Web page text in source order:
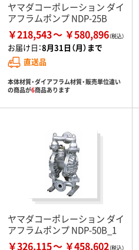
ヤマダコーポレーション ダイ
アフラムポンプ NDP-25B
￥218,543 ￥580,896
お届け日：8月31日（月）まで
直送品
本体材質・ダイアフラム材質・販売単位違い
の商品が6商品あります
ヤマダコーポレーション ダイ
アフラムポンプ NDP-50B_1
￥326,115 ￥458,602